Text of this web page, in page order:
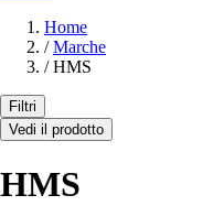
Home
/ Marche
/ HMS
Filtri
Vedi il prodotto
HMS